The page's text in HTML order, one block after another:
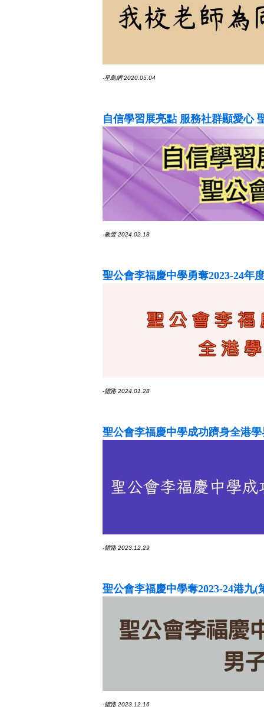
-星島網 2020.05.04
自信學習展亮點 服務社群顯愛心
-教聲 2024.02.18
聖公會李福慶中學勇奪2023-24年
-體路 2024.01.28
聖公會李福慶中學成功躋身全港
-體路 2023.12.29
聖公會李福慶中學奪2023-24港九
-體路 2023.12.16